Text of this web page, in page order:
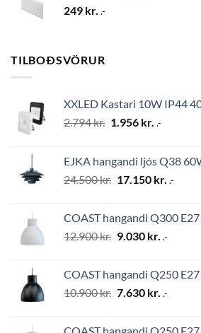
249 kr. .-
TILBOÐSVÖRUR
XXLED Kastari 10W IP44
2.794kr. Original
2.794 kr..
1.956 kr. Current
1.956 kr..
.-
EJKA hangandi ljós Q38
24.500kr. Original
24.500 kr..
17.150 kr. Current
17.150
.-
COAST hangandi Q300
12.900kr. Original
12.900 kr..
9.030 kr. Current
9.030
.-
COAST hangandi Q250
10.900kr. Original
7.630 kr. Current
.-